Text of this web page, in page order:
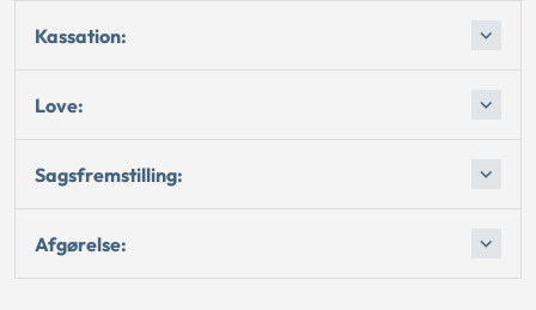
Kassation:
Love:
Sagsfremstilling:
Afgørelse: